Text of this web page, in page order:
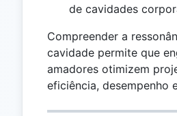
de cavidades
Compreender a
cavidade permite que
amadores otimizem
eficiência, desempenho